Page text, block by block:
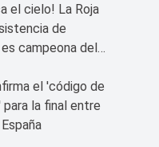
el cielo! La Roja
de
campeona del
el 'código de
la final entre